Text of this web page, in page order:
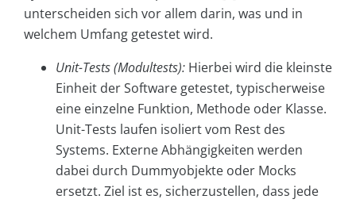
unterscheiden sich vor allem darin, was und in
welchem Umfang getestet wird.
Unit-Tests (Modultests): Hierbei wird die kleinste
Einheit der Software getestet, typischerweise
eine einzelne Funktion, Methode oder Klasse.
Unit-Tests laufen isoliert vom Rest des
Systems. Externe Abhängigkeiten werden
dabei durch Dummyobjekte oder Mocks
ersetzt. Ziel ist es, sicherzustellen, dass jede